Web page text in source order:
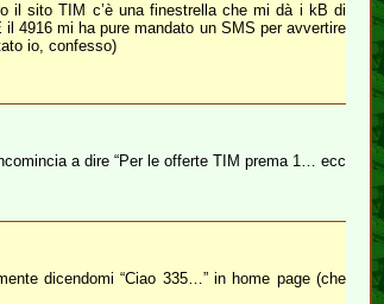
il sito TIM c’è una finestrella che mi dà i kB di
4916 mi ha pure mandato un SMS per avvertire
io, confesso)
a dire “Per le offerte TIM prema 1… ecc
dicendomi “Ciao 335…” in home page (che